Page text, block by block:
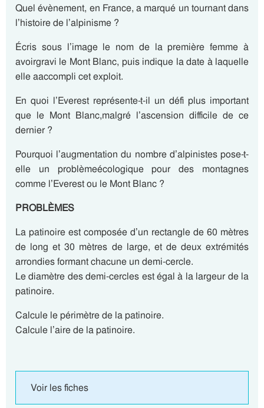
Quel évènement, en France, a marqué un tournant dans
l’histoire de l’alpinisme ?
Écris sous l’image le nom de la première femme à
avoirgravi le Mont Blanc, puis indique la date à laquelle
elle aaccompli cet exploit.
En quoi l’Everest représente-t-il un défi plus important
que le Mont Blanc,malgré l’ascension difficile de ce
dernier ?
Pourquoi l’augmentation du nombre d’alpinistes pose-t-
elle un problèmeécologique pour des montagnes
comme l’Everest ou le Mont Blanc ?
PROBLÈMES
La patinoire est composée d’un rectangle de 60 mètres
de long et 30 mètres de large, et de deux extrémités
arrondies formant chacune un demi-cercle.
Le diamètre des demi-cercles est égal à la largeur de la
patinoire.
Calcule le périmètre de la patinoire.
Calcule l’aire de la patinoire.
Voir les fiches